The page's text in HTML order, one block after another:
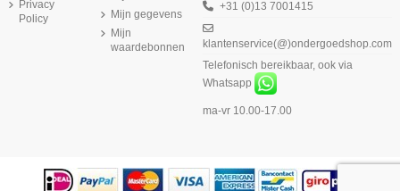
Privacy
Policy
Mijn gegevens
Mijn
waardebonnen
+31 (0)13 7001415
klantenservice(@)ondergoedshop.com
Telefonisch bereikbaar, ook via
Whatsapp
ma-vr 10.00-17.00